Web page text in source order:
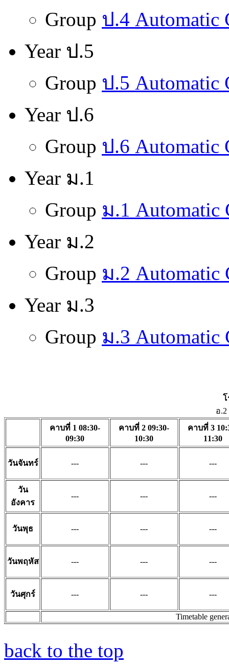
Group ป.4 Automatic
Year ป.5
Group ป.5 Automatic
Year ป.6
Group ป.6 Automatic
Year ม.1
Group ม.1 Automatic
Year ม.2
Group ม.2 Automatic
Year ม.3
Group ม.3 Automatic
โ
อ.2
คาบที่ 1 08:30-
09:30
คาบที่ 2 09:30-
10:30
คาบที่ 3
11:30
วันจันทร์ --- --- ---
วัน
อังคาร
--- --- ---
วันพุธ --- --- ---
วันพฤหัส --- --- ---
วันศุกร์ --- --- ---
Timetable
back to the top